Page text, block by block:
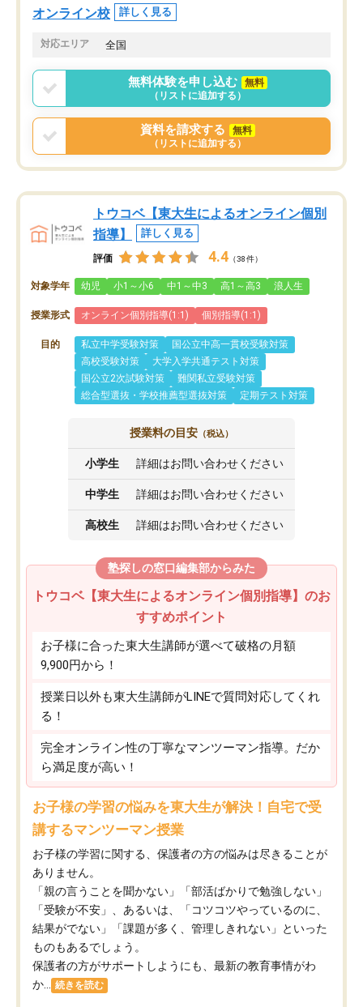
オンライン校 詳しく見る
対応エリア 全国
無料体験を申し込む
無料
（リストに追加する）
資料を請求する
無料
（リストに追加する）
トウコベ【東大生によるオンライン個別
指導】
詳しく見る
評価 4.4 （38件）
対象学年 幼児 小1～小6 中1～中3 高1～高3 浪人生
授業形式 オンライン個別指導(1:1) 個別指導(1:1)
目的 私立中学受験対策
国公立中高一貫校受験対策
高校受験対策
大学入学共通テスト対策
国公立2次試験対策
難関私立受験対策
総合型選抜・学校推薦型選抜対策
定期テスト対策
授業料の目安 （税込）
小学生 詳細はお問い合わせください
中学生 詳細はお問い合わせください
高校生 詳細はお問い合わせください
塾探しの窓口編集部からみた
トウコベ【東大生によるオンライン個別指導】のお
すすめポイント
お子様に合った東大生講師が選べて破格の月額
9,900円から！
授業日以外も東大生講師がLINEで質問対応してくれ
る！
完全オンライン性の丁寧なマンツーマン指導。だか
ら満足度が高い！
お子様の学習の悩みを東大生が解決！自宅で受
講するマンツーマン授業
お子様の学習に関する、保護者の方の悩みは尽きることが
ありません。
「親の言うことを聞かない」「部活ばかりで勉強しない」
「受験が不安」、あるいは、「コツコツやっているのに、
結果がでない」「課題が多く、管理しきれない」といった
ものもあるでしょう。
保護者の方がサポートしようにも、最新の教育事情がわ
か...
続きを読む